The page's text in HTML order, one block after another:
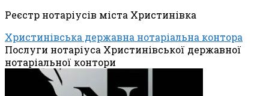
Реєстр нотаріусів міста Христинівка
Христинівська державна нотаріальна контора
Послуги нотаріуса Христинівської державної
нотаріальної контори